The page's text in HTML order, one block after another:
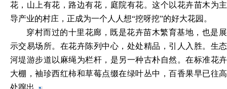
花，山上有花，路边有花，庭院有花。这个以花卉苗木为主
导产业的村庄，正成为一个人人想“挖呀挖”的好大花园。
穿村而过的十里花廊，既是花卉苗木繁育基地，也是展
示交易场所。在花卉陈列中心，处处精品，引人入胜。生态
河堤游步道以麻绳为栏杆，是另一种古朴自然。在标准花卉
大棚，袖珍西红柿和草莓点缀在绿叶丛中，百香果早已往高